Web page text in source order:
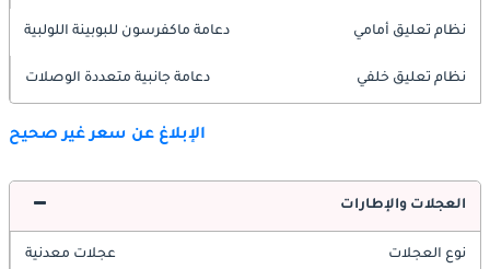
نظام تعليق أمامي دعامة ماكفرسون للبوبينة اللولبية
نظام تعليق خلفي دعامة جانبية متعددة الوصلات
الإبلاغ عن سعر غير صحيح
العجلات والإطارات
نوع العجلات عجلات معدنية